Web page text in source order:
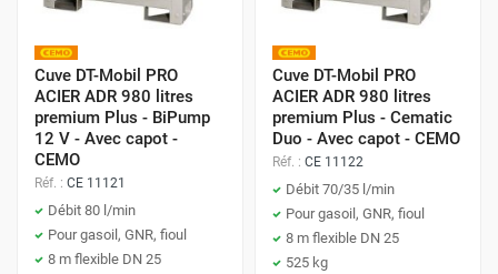
Cuve DT-Mobil PRO
ACIER ADR 980 litres
premium Plus - BiPump
12 V - Avec capot -
CEMO
Réf. : CE 11121
Débit 80 l/min
Pour gasoil, GNR, fioul
8 m flexible DN 25
Cuve DT-Mobil PRO
ACIER ADR 980 litres
premium Plus - Cematic
Duo - Avec capot - CEMO
Réf. : CE 11122
Débit 70/35 l/min
Pour gasoil, GNR, fioul
8 m flexible DN 25
525 kg